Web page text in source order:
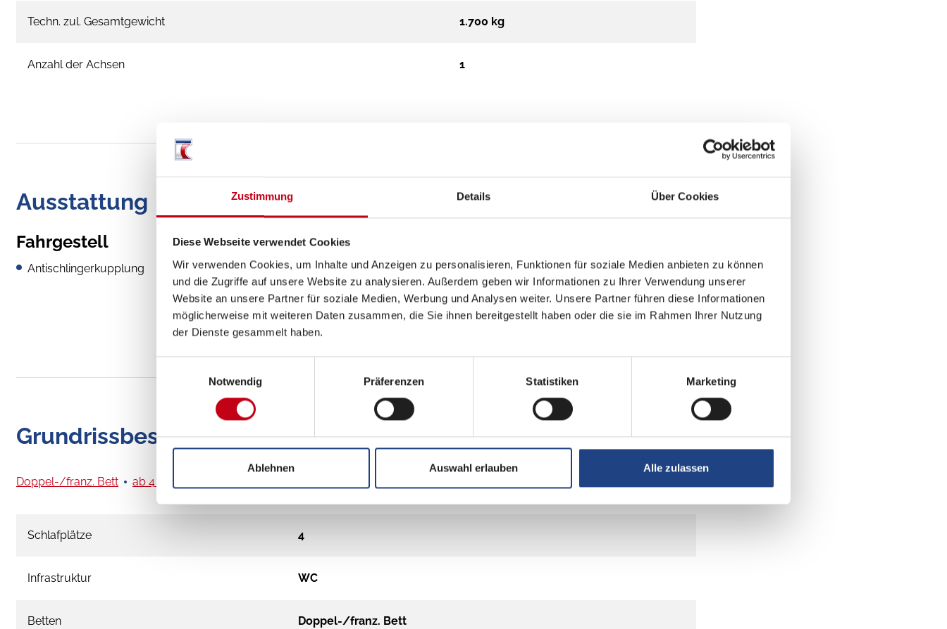
Zustimmung Details Über Cookies
Diese Webseite verwendet Cookies
Wir verwenden Cookies, um Inhalte und Anzeigen zu personalisieren, Funktionen für soziale Medien anbieten zu können
und die Zugriffe auf unsere Website zu analysieren. Außerdem geben wir Informationen zu Ihrer Verwendung unserer
Website an unsere Partner für soziale Medien, Werbung und Analysen weiter. Unsere Partner führen diese Informationen
möglicherweise mit weiteren Daten zusammen, die Sie ihnen bereitgestellt haben oder die sie im Rahmen Ihrer Nutzung
der Dienste gesammelt haben.
Notwendig
Präferenzen Statistiken Marketing
Ablehnen Auswahl erlauben Alle zulassen
Techn. zul. Gesamtgewicht 1.700 kg
Anzahl der Achsen 1
Ausstattung
Fahrgestell
Antischlingerkupplung GFK-Dach
Grundrissbeschreibung
Doppel-/franz. Bett ab 4 Schlafplätze
Schlafplätze 4
Infrastruktur WC
Betten Doppel-/franz. Bett